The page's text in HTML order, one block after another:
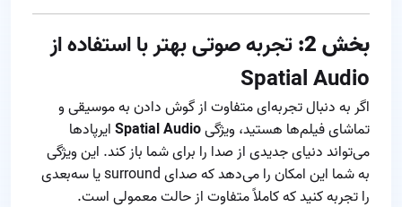
بخش 2:
تجربه صوتی بهتر با استفاده از
Spatial Audio
اگر به دنبال تجربه‌ای متفاوت از گوش دادن به موسیقی و
تماشای فیلم‌ها هستید، ویژگیSpatial Audioایرپادها
می‌تواند دنیای جدیدی از صدا را برای شما باز کند. این ویژگی
به شما این امکان را می‌دهد که صدای surround یا سه‌بعدی
را تجربه کنید که کاملاً متفاوت از حالت معمولی است.